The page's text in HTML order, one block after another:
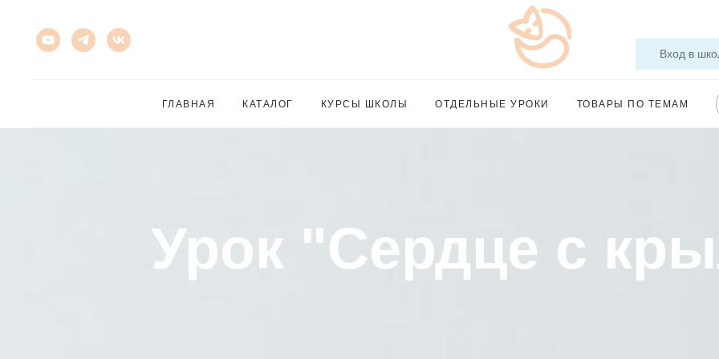
Вход в
ГЛАВНАЯ КАТАЛОГ КУРСЫ ШКОЛЫ ОТДЕЛЬНЫЕ УРОКИ ТОВАРЫ ПО ТЕМАМ
Урок "Сердце с